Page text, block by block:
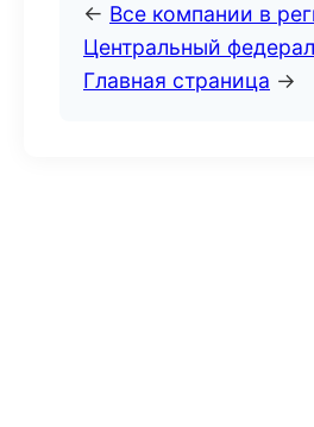
← Все компании в
Центральный
Главная страница →